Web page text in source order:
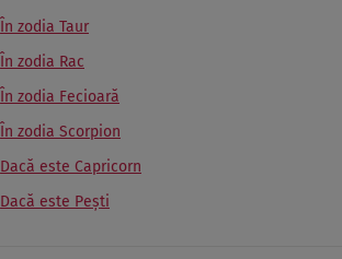
În zodia Taur
În zodia Rac
În zodia Fecioară
În zodia Scorpion
Dacă este Capricorn
Dacă este Peşti